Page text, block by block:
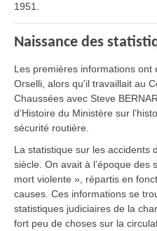
1951.
Naissance des
Les premières informations ont
Orselli, alors qu'il travaillait au
Chaussées avec Steve
d’Histoire du Ministère sur
sécurité routière.
La statistique sur les accidents
siècle. On avait à l’époque des
mort violente », répartis en
causes. Ces informations se
statistiques judiciaires de la
fort peu de choses sur la